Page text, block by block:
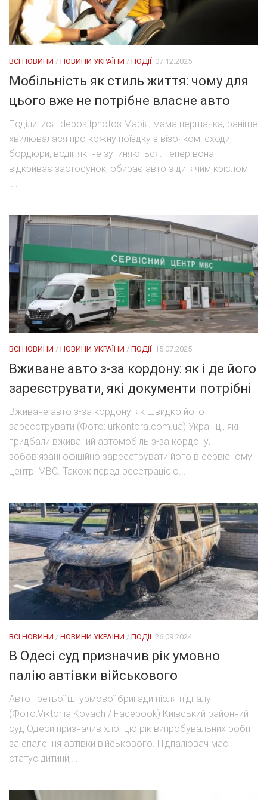
ВСІ НОВИНИ / НОВИНИ УКРАЇНИ / ПОДІЇ 07.12.2025
Мобільність як стиль життя: чому для
цього вже не потрібне власне авто
Поділитися: depositphotos Марія, мама першачка, раніше
хвилювалася про кожну поїздку з візочком: сходи,
бордюри, водії, які не зупиняються. Тепер вона
відкриває застосунок, обирає авто з дитячим кріслом —
і...
ВСІ НОВИНИ / НОВИНИ УКРАЇНИ / ПОДІЇ 15.07.2025
Вживане авто з-за кордону: як і де його
зареєструвати, які документи потрібні
Вживане авто з-за кордону: як швидко його
зареєструвати (Фото: urkontora.com.ua) Українці, які
придбали вживаний автомобіль з-за кордону,
зобов’язані офіційно зареєструвати його в сервісному
центрі МВС. Також перед реєстрацією...
ВСІ НОВИНИ / НОВИНИ УКРАЇНИ / ПОДІЇ 26.09.2024
В Одесі суд призначив рік умовно
палію автівки військового
Авто третьої штурмової бригади після підпалу
(Фото:Viktoriia Kovach / Facebook) Київський районний
суд Одеси призначив хлопцю рік випробувальних робіт
за спалення автівки військового. Підпалювач має
статус дитини,...